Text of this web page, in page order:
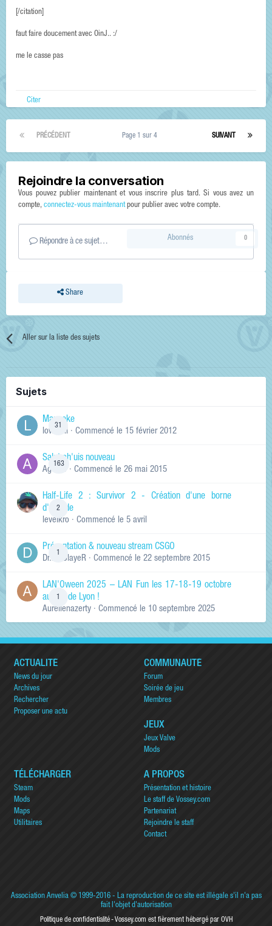
[/citation]
faut faire doucement avec OinJ.. :/
me le casse pas
Citer
PRÉCÉDENT SUIVANT
Page 1 sur 4
Rejoindre la conversation
Vous pouvez publier maintenant et vous inscrire plus tard. Si vous avez un
compte, connectez-vous maintenantpour publier avec votre compte.
Répondre à ce sujet…
Share
Abonnés 0
Aller sur la liste des sujets
Sujets
31
Manneke
lowskill · Commencé le 15 février 2012
163
Salut ch'uis nouveau
Ag0Nie · Commencé le 26 mai 2015
2
Half-Life 2 : Survivor 2 - Création d'une borne
d'arcade
levelkro · Commencé le 5 avril
1
Présentation & nouveau stream CSGO
Dr.KinSlayeR · Commencé le 22 septembre 2015
1
LAN'Oween 2025 – LAN Fun les 17-18-19 octobre
au sud de Lyon !
Aurelienazerty · Commencé le 10 septembre 2025
ACTUALITÉ
News du jour
Archives
Rechercher
Proposer une actu
COMMUNAUTÉ
Forum
Soirée de jeu
Membres
JEUX
Jeux Valve
Mods
TÉLÉCHARGER
Steam
Mods
Maps
Utilitaires
A PROPOS
Présentation et histoire
Le staff de Vossey.com
Partenariat
Rejoindre le staff
Contact
Association Anvelia© 1999-2016 - La reproduction de ce site est illégale s'il n'a pas
fait l'objet d'autorisation
Politique de confidentialité Vossey.com est fièrement hébergé par OVH